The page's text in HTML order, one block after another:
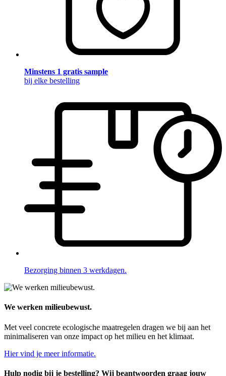
Minstens 1 gratis sample
bij elke bestelling
Bezorging binnen 3 werkdagen.
We werken milieubewust.
Met veel concrete ecologische maatregelen dragen we bij aan het
minimaliseren van onze impact op het milieu en het klimaat.
Hier vind je meer informatie.
Hulp nodig bij je bestelling? Wij beantwoorden graag jouw